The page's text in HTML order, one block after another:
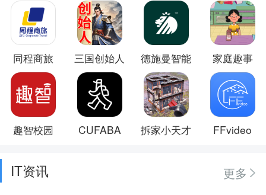
同程商旅 三国创始人 德施曼智能 家庭趣事
趣智校园 CUFABA 拆家小天才 FFvideo
IT资讯
更多